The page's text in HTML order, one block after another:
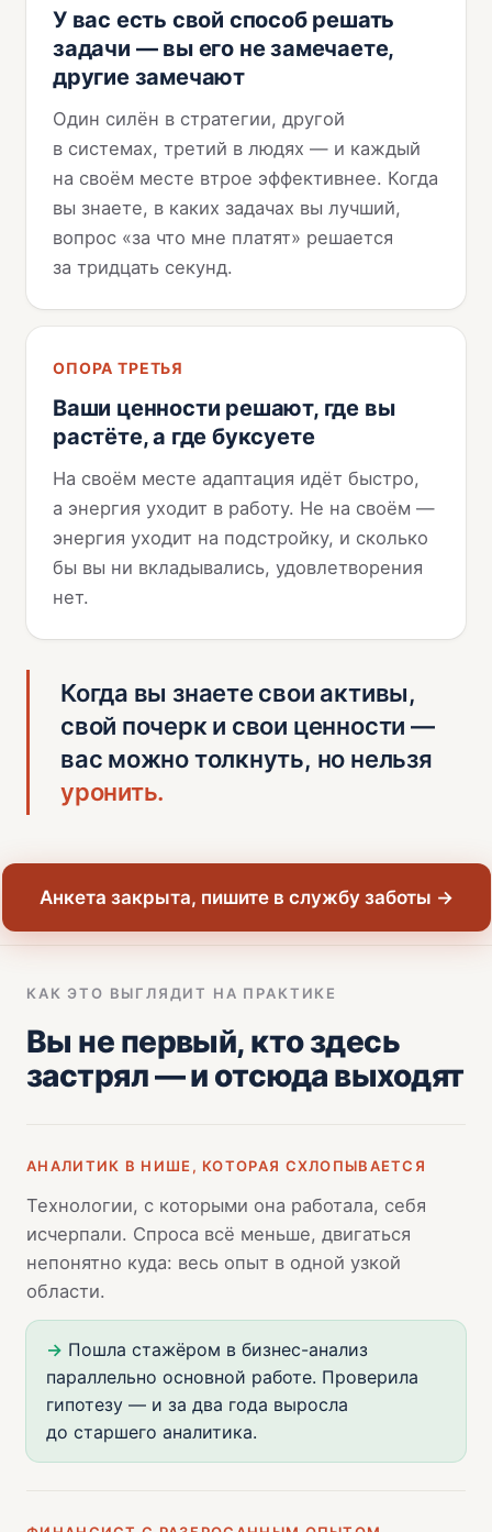
У вас есть свой способ решать
задачи — вы его не замечаете,
другие замечают
Один силён в стратегии, другой
в системах, третий в людях — и каждый
на своём месте втрое эффективнее. Когда
вы знаете, в каких задачах вы лучший,
вопрос «за что мне платят» решается
за тридцать секунд.
ОПОРА ТРЕТЬЯ
Ваши ценности решают, где вы
растёте, а где буксуете
На своём месте адаптация идёт быстро,
а энергия уходит в работу. Не на своём —
энергия уходит на подстройку, и сколько
бы вы ни вкладывались, удовлетворения
нет.
Когда вы знаете свои активы,
свой почерк и свои ценности —
вас можно толкнуть, но нельзя
уронить.
Анкета закрыта, пишите в службу заботы →
КАК ЭТО ВЫГЛЯДИТ НА ПРАКТИКЕ
Вы не первый, кто здесь
застрял — и отсюда выходят
АНАЛИТИК В НИШЕ, КОТОРАЯ СХЛОПЫВАЕТСЯ
Технологии, с которыми она работала, себя
исчерпали. Спроса всё меньше, двигаться
непонятно куда: весь опыт в одной узкой
области.
→ Пошла стажёром в бизнес-анализ
параллельно основной работе. Проверила
гипотезу — и за два года выросла
до старшего аналитика.